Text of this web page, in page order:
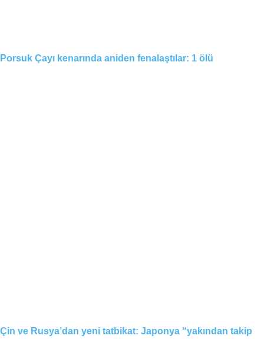
Porsuk Çayı kenarında aniden fenalaştılar: 1 ölü
Çin ve Rusya’dan yeni tatbikat: Japonya “yakından takip